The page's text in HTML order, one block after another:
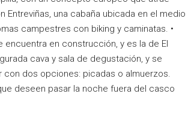
Entreviñas, una cabaña ubicada en el medio
campestres con biking y caminatas. •
en construcción, y es la de El
cava y sala de degustación, y se
dos opciones: picadas o almuerzos.
deseen pasar la noche fuera del casco